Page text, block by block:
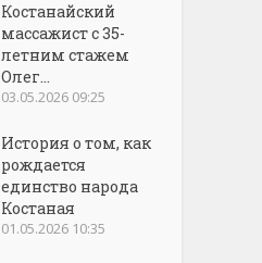
Костанайский
массажист с 35-
летним стажем
Олег...
03.05.2026 09:25
История о том, как
рождается
единство народа
Костаная
01.05.2026 10:35